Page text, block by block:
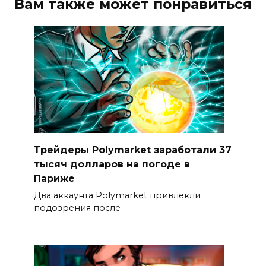
Вам также может понравиться
Трейдеры Polymarket заработали 37
тысяч долларов на погоде в
Париже
Два аккаунта Polymarket привлекли
подозрения после